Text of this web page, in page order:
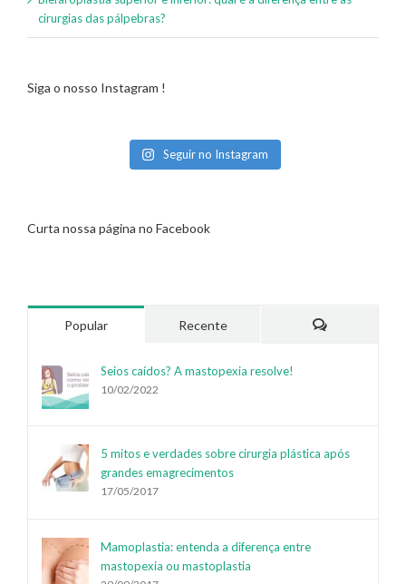
cirurgias das pálpebras?
Siga o nosso Instagram !
Seguir no Instagram
Curta nossa página no Facebook
Popular Recente
Seios caídos? A mastopexia resolve!
10/02/2022
5 mitos e verdades sobre cirurgia plástica após
grandes emagrecimentos
17/05/2017
Mamoplastia: entenda a diferença entre
mastopexia ou mastoplastia